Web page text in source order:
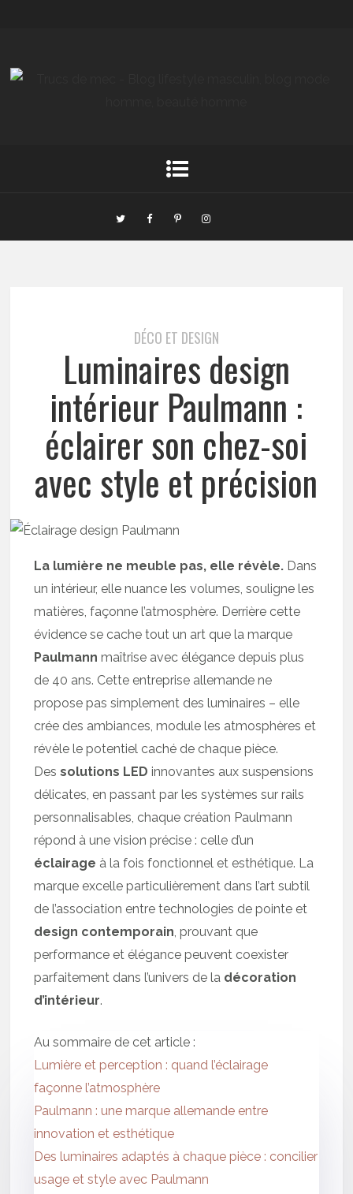
DÉCO ET DESIGN
Luminaires design
intérieur Paulmann :
éclairer son chez-soi
avec style et précision
La lumière ne meuble pas, elle révèle. Dans
un intérieur, elle nuance les volumes, souligne les
matières, façonne l’atmosphère. Derrière cette
évidence se cache tout un art que la marque
Paulmann maîtrise avec élégance depuis plus
de 40 ans. Cette entreprise allemande ne
propose pas simplement des luminaires – elle
crée des ambiances, module les atmosphères et
révèle le potentiel caché de chaque pièce.
Dessolutions LED innovantes aux suspensions
délicates, en passant par les systèmes sur rails
personnalisables, chaque création Paulmann
répond à une vision précise : celle d’un
éclairage à la fois fonctionnel et esthétique. La
marque excelle particulièrement dans l’art subtil
de l’association entre technologies de pointe et
design contemporain, prouvant que
performance et élégance peuvent coexister
parfaitement dans l’univers de la décoration
d’intérieur.
Au sommaire de cet article :
Lumière et perception : quand l’éclairage
façonne l’atmosphère
Paulmann : une marque allemande entre
innovation et esthétique
Des luminaires adaptés à chaque pièce : concilier
usage et style avec Paulmann